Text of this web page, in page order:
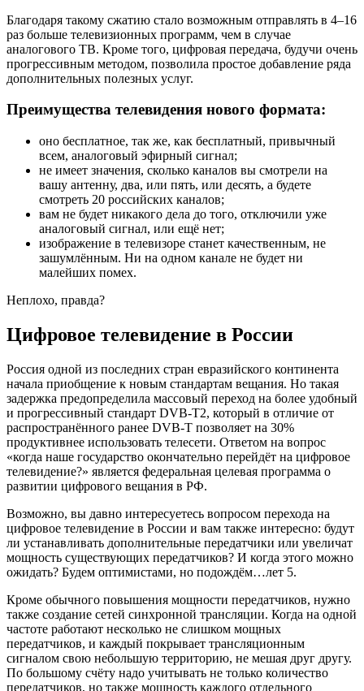
Благодаря такому сжатию стало возможным отправлять в 4–16
раз больше телевизионных программ, чем в случае
аналогового ТВ. Кроме того, цифровая передача, будучи очень
прогрессивным методом, позволила простое добавление ряда
дополнительных полезных услуг.
Преимущества телевидения нового формата:
оно бесплатное, так же, как бесплатный, привычный
всем, аналоговый эфирный сигнал;
не имеет значения, сколько каналов вы смотрели на
вашу антенну, два, или пять, или десять, а будете
смотреть 20 российских каналов;
вам не будет никакого дела до того, отключили уже
аналоговый сигнал, или ещё нет;
изображение в телевизоре станет качественным, не
зашумлённым. Ни на одном канале не будет ни
малейших помех.
Неплохо, правда?
Цифровое телевидение в России
Россия одной из последних стран евразийского континента
начала приобщение к новым стандартам вещания. Но такая
задержка предопределила массовый переход на более удобный
и прогрессивный стандарт DVB-T2, который в отличие от
распространённого ранее DVB-T позволяет на 30%
продуктивнее использовать телесети. Ответом на вопрос
«когда наше государство окончательно перейдёт на цифровое
телевидение?» является федеральная целевая программа о
развитии цифрового вещания в РФ.
Возможно, вы давно интересуетесь вопросом перехода на
цифровое телевидение в России и вам также интересно: будут
ли устанавливать дополнительные передатчики или увеличат
мощность существующих передатчиков? И когда этого можно
ожидать? Будем оптимистами, но подождём…лет 5.
Кроме обычного повышения мощности передатчиков, нужно
также создание сетей синхронной трансляции. Когда на одной
частоте работают несколько не слишком мощных
передатчиков, и каждый покрывает трансляционным
сигналом свою небольшую территорию, не мешая друг другу.
По большому счёту надо учитывать не только количество
передатчиков, но также мощность каждого отдельного